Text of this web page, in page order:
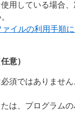
用している場合
イルの利用手順
意）
須ではありませ
は、プログラム